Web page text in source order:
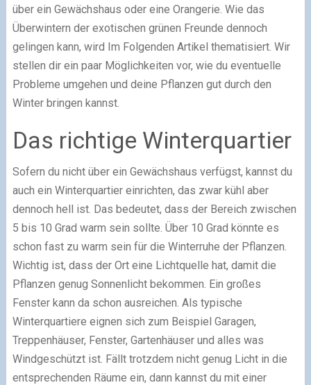
über ein Gewächshaus oder eine Orangerie. Wie das
Überwintern der exotischen grünen Freunde dennoch
gelingen kann, wird Im Folgenden Artikel thematisiert. Wir
stellen dir ein paar Möglichkeiten vor, wie du eventuelle
Probleme umgehen und deine Pflanzen gut durch den
Winter bringen kannst.
Das richtige Winterquartier
Sofern du nicht über ein Gewächshaus verfügst, kannst du
auch ein Winterquartier einrichten, das zwar kühl aber
dennoch hell ist. Das bedeutet, dass der Bereich zwischen
5 bis 10 Grad warm sein sollte. Über 10 Grad könnte es
schon fast zu warm sein für die Winterruhe der Pflanzen.
Wichtig ist, dass der Ort eine Lichtquelle hat, damit die
Pflanzen genug Sonnenlicht bekommen. Ein großes
Fenster kann da schon ausreichen. Als typische
Winterquartiere eignen sich zum Beispiel Garagen,
Treppenhäuser, Fenster, Gartenhäuser und alles was
Windgeschützt ist. Fällt trotzdem nicht genug Licht in die
entsprechenden Räume ein, dann kannst du mit einer